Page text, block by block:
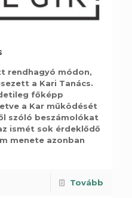
rendhagyó módon,
a Kari Tanács.
főképp
a Kar működését
szóló beszámolókat
ismét sok érdeklődő
menete azonban
Tovább